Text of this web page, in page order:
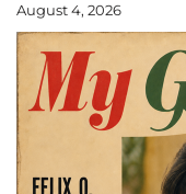
August 4, 2026